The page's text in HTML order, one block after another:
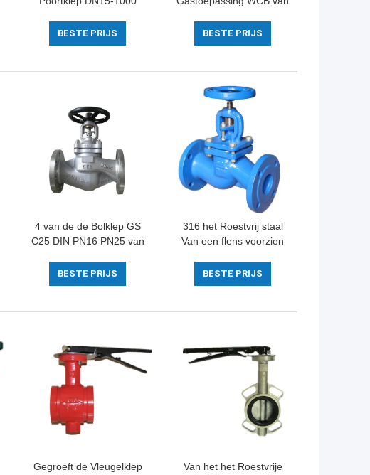
van de de Wigpoort
Standaard Veerkrachtige
BESTE PRIJS
Kleplichaam met
Nauwkeurige
BESTE PRIJS
4 van de de Bolklep GS
C25 DIN PN16 PN25 van
van de de Luchtstoom
de
BESTE PRIJS
316 het Roestvrij staal
Van een flens voorzien
voor Druk het
Verminderen
BESTE PRIJS
Gegroeft de Vleugelklep
Van het het Roestvrije